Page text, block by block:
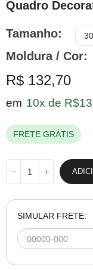
Quadro
Tamanho
Moldura / Cor
R$ 132,70
em 10x de
FRETE GRÁTIS
SIMULAR FRETE: